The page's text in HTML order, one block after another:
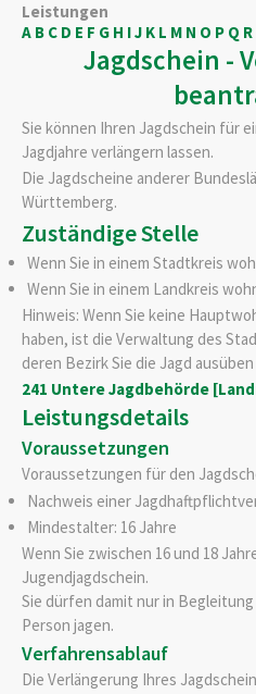
Leistungen
A B C D E F G H IJ K L M N O P Q R
Jagdschein -
Sie können Ihren Jagdschein für
Jagdjahre verlängern lassen.
Die Jagdscheine anderer
Württemberg.
Zuständige Stelle
Wenn Sie in einem Stadtkreis
Wenn Sie in einem Landkreis
Hinweis: Wenn Sie keine
haben, ist die Verwaltung des
deren Bezirk Sie die Jagd
241 Untere Jagdbehörde
Leistungsdetails
Voraussetzungen
Voraussetzungen für den
Nachweis einer
Mindestalter: 16 Jahre
Wenn Sie zwischen 16 und 18
Jugendjagdschein.
Sie dürfen damit nur in
Person jagen.
Verfahrensablauf
Die Verlängerung Ihres